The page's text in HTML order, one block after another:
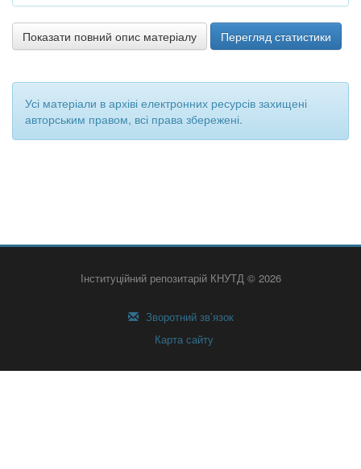
Показати повний опис матеріалу Перегляд статистики
Усі матеріали в архіві електронних ресурсів захищені
авторським правом, всі права збережені.
Інституційний репозитарій КНУТД © 2026
Зворотний зв’язок
Карта сайту